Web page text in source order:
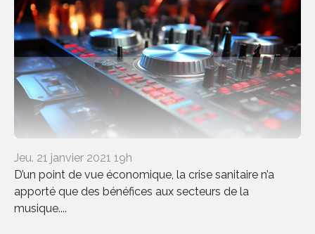
Jeu. 21 janvier 2021 19h
D’un point de vue économique, la crise sanitaire n’a
apporté que des bénéfices aux secteurs de la
musique....